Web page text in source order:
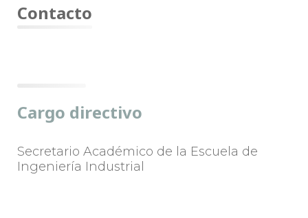
Contacto
Cargo directivo
Secretario Académico de la Escuela de
Ingeniería Industrial